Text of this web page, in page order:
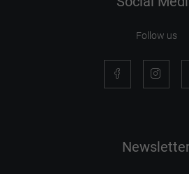
Follow us